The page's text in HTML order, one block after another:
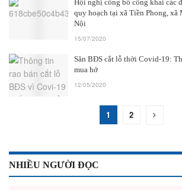
Hội nghị công bố công khai các
quy hoạch tại xã Tiền Phong,
Nội
15/07/2020
Săn BĐS cắt lỗ thời Covid-19:
mua hớ
12/05/2020
1 2
NHIỀU NGƯỜI ĐỌC